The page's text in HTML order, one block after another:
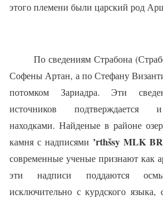
этого племени были царский род
По сведениям Страбона
Софены Артан, а по Стефану
потомком Зариадра. Эти
источников подтверждается
находками. Найденые в районе
камня с надписями ’rthšsy MLK
современные ученые признают как
эти надписи поддаются
исключительно с курдского